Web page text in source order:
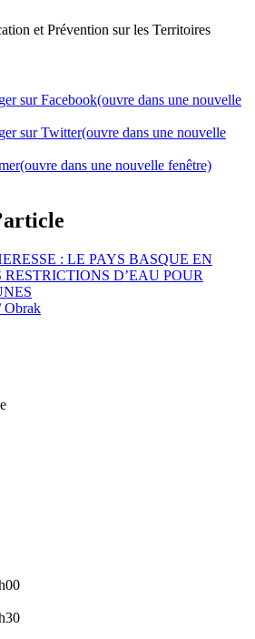
et Prévention sur les Territoires
sur Facebook(ouvre dans une nouvelle
sur Twitter(ouvre dans une nouvelle
dans une nouvelle fenêtre)
: LE PAYS BASQUE EN
D’EAU POUR
Obrak